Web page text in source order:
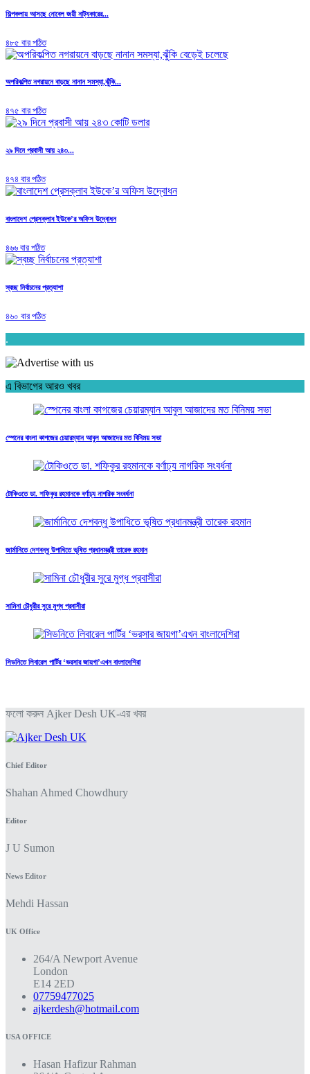
শিল্পকলায় আসছে নোবেল জয়ী নাট্যকারের...
৪৮৫ বার পঠিত
অপরিকল্পিত নগরায়নে বাড়ছে নানান সমস্যা,ঝুঁকি...
৪৭৫ বার পঠিত
২৯ দিনে প্রবাসী আয় ২৪৩...
৪৭৪ বার পঠিত
বাংলাদেশ প্রেসক্লাব ইউকে’র অফিস উদ্বোধন
৪৬৬ বার পঠিত
স্বচ্ছ নির্বাচনের প্রত্যাশা
৪৬০ বার পঠিত
.
এ বিভাগের আরও খবর
স্পেনের বাংলা কাগজের চেয়ারম্যান আবুল আজাদের মত বিনিময় সভা
টোকিওতে ডা. শফিকুর রহমানকে বর্ণাঢ্য নাগরিক সংবর্ধনা
জার্মানিতে দেশবন্ধু উপাধিতে ভূষিত প্রধানমন্ত্রী তারেক রহমান
সামিনা চৌধুরীর সুরে মুগ্ধ প্রবাসীরা
সিডনিতে লিবারেল পার্টির ‘ভরসার জায়গা’এখন বাংলাদেশিরা
ফলো করুন Ajker Desh UK-এর খবর
Chief Editor
Shahan Ahmed Chowdhury
Editor
J U Sumon
News Editor
Mehdi Hassan
UK Office
264/A Newport Avenue
London
E14 2ED
07759477025
ajkerdesh@hotmail.com
USA OFFICE
Hasan Hafizur Rahman